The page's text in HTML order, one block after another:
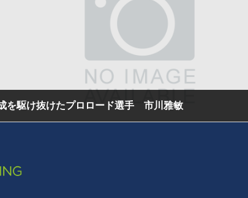
を駆け抜けたプロロード選手 市川雅敏